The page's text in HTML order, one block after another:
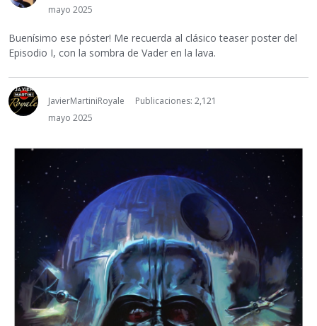
mayo 2025
Buenísimo ese póster! Me recuerda al clásico teaser poster del
Episodio I, con la sombra de Vader en la lava.
JavierMartiniRoyale
Publicaciones: 2,121
mayo 2025